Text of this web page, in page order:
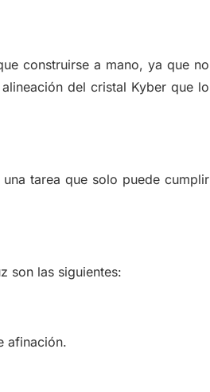
construirse a mano, ya que no
del cristal Kyber que lo
tarea que solo puede cumplir
son las siguientes:
afinación.